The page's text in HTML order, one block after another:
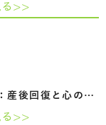
る>>
産後ママのためのヨガ：産後回復と心のケ…
る>>